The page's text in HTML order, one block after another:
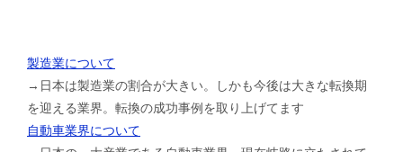
製造業について
→日本は製造業の割合が大きい。しかも今後は大きな転換期
を迎える業界。転換の成功事例を取り上げてます
自動車業界について